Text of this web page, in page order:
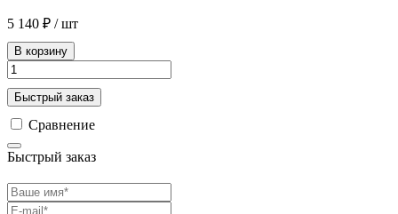
5 140 ₽ / шт
В корзину
Быстрый заказ
Сравнение
Быстрый заказ